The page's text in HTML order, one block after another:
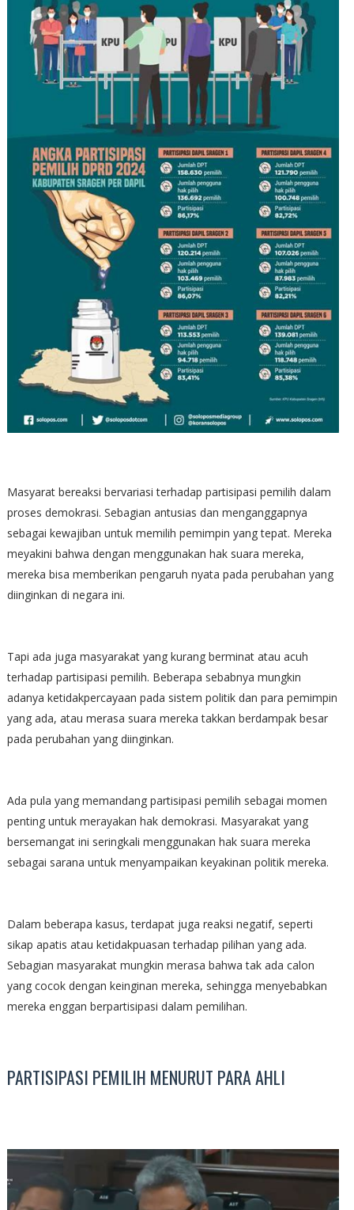
Masyarat bereaksi bervariasi terhadap partisipasi pemilih dalam
proses demokrasi. Sebagian antusias dan menganggapnya
sebagai kewajiban untuk memilih pemimpin yang tepat. Mereka
meyakini bahwa dengan menggunakan hak suara mereka,
mereka bisa memberikan pengaruh nyata pada perubahan yang
diinginkan di negara ini.
Tapi ada juga masyarakat yang kurang berminat atau acuh
terhadap partisipasi pemilih. Beberapa sebabnya mungkin
adanya ketidakpercayaan pada sistem politik dan para pemimpin
yang ada, atau merasa suara mereka takkan berdampak besar
pada perubahan yang diinginkan.
Ada pula yang memandang partisipasi pemilih sebagai momen
penting untuk merayakan hak demokrasi. Masyarakat yang
bersemangat ini seringkali menggunakan hak suara mereka
sebagai sarana untuk menyampaikan keyakinan politik mereka.
Dalam beberapa kasus, terdapat juga reaksi negatif, seperti
sikap apatis atau ketidakpuasan terhadap pilihan yang ada.
Sebagian masyarakat mungkin merasa bahwa tak ada calon
yang cocok dengan keinginan mereka, sehingga menyebabkan
mereka enggan berpartisipasi dalam pemilihan.
PARTISIPASI PEMILIH MENURUT PARA AHLI